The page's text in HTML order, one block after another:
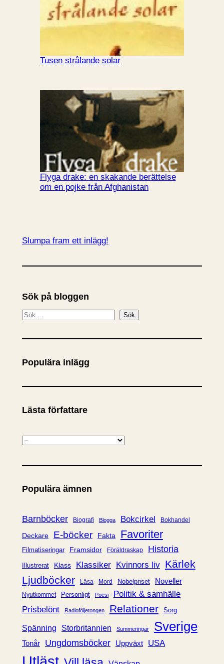
Tusen strålande solar
Flyga drake: en skakande berättelse
om en pojke från Afghanistan
Slumpa fram ett inlägg!
Sök på bloggen
S
k
Sök
Populära inlägg
Lästa författare
K
t
g
r
i
Populära ämnen
Barnböcker Biografi Blogga Bokcirkel Bokhandel
Deckare E-böcker Fakta Favoriter
Filmatiseringar Framsidor Föräldraskap Historia
Illustrerat Klass Klassiker Kvinnors liv Kärlek
Ljudböcker
Läsa Mord Nobelpriset Noveller
Nyutkommet Personligt Poesi
Politik & samhälle
Prisbelönt
Radioföljetongen Relationer Sorg
Spänning Storbritannien Summeringar Sverige
Tonår Ungdomsböcker Uppväxt USA